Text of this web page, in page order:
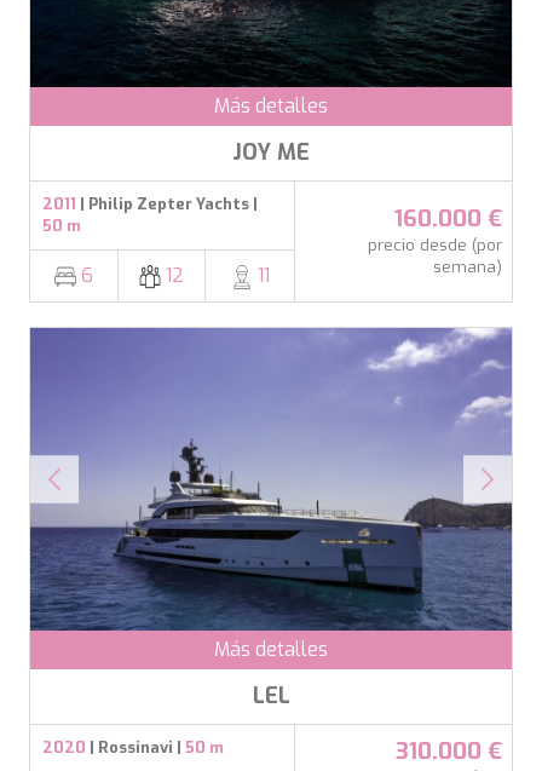
Más detalles
JOY ME
2011 | Philip Zepter Yachts |
50 m
6 12 11
160.000 €
precio desde (por
semana)
Más detalles
LEL
2020 | Rossinavi | 50 m 310.000 €